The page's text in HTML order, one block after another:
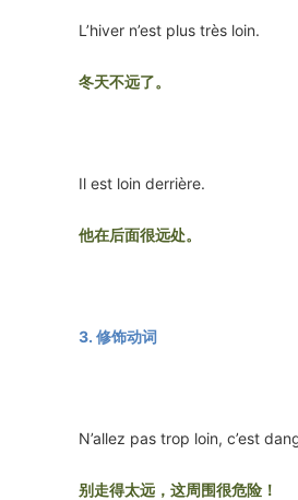
L’hiver n’est plus très loin.
冬天不远了。
Il est loin derrière.
他在后面很远处。
3. 修饰动词
N’allez pas trop loin, c’est
别走得太远，这周围很危险！